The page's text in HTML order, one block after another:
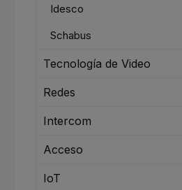
Idesco
Schabus
Tecnología de Video
Redes
Intercom
Acceso
IoT